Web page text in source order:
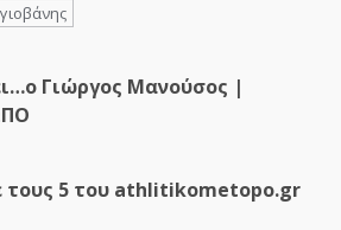
Γιώργος Μανούσος |
τους 5 του athlitikometopo.gr